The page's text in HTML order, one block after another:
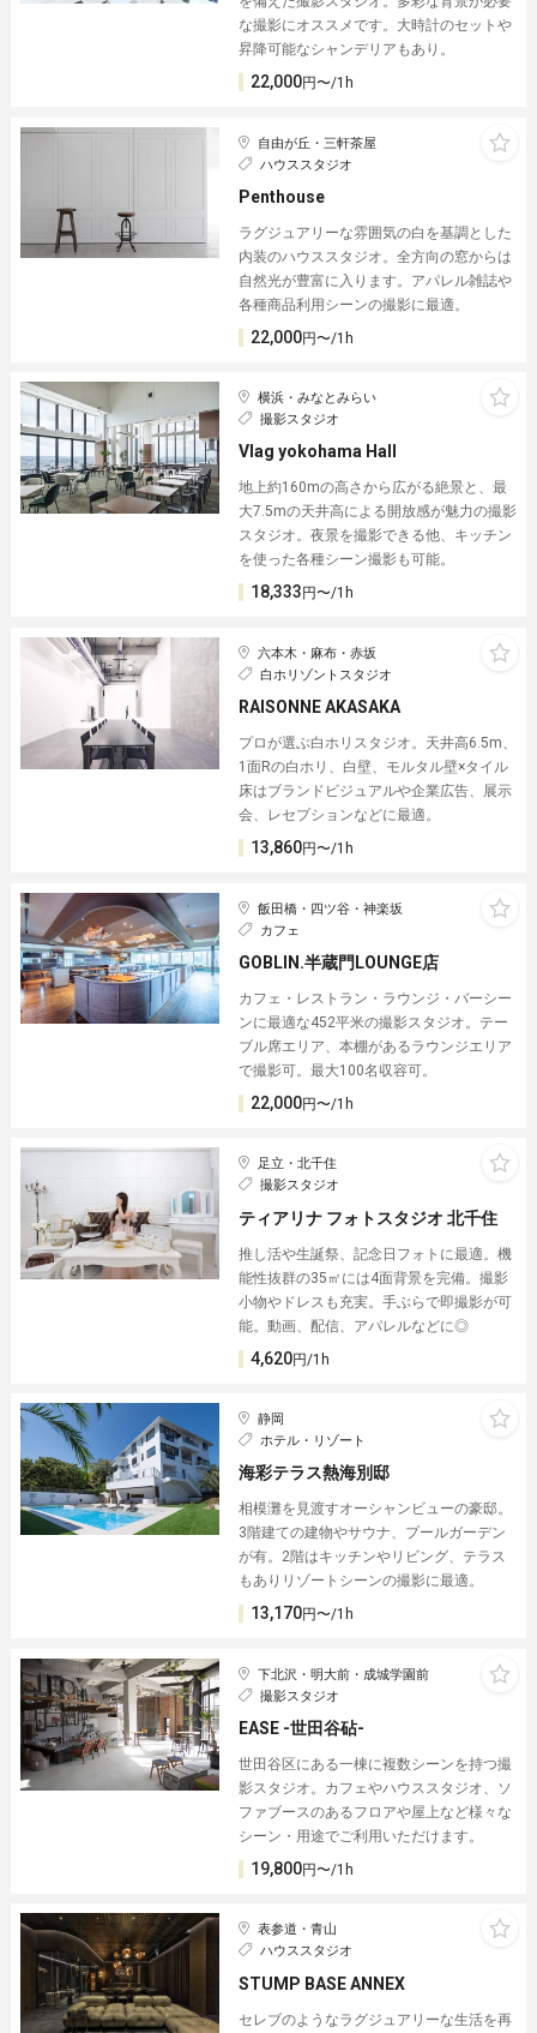
な撮影にオススメです。大時計のセットや
昇降可能なシャンデリアもあり。
22,000円〜/1h
自由が丘・三軒茶屋
ハウススタジオ
Penthouse
ラグジュアリーな雰囲気の白を基調とした
内装のハウススタジオ。全方向の窓からは
自然光が豊富に入ります。アパレル雑誌や
各種商品利用シーンの撮影に最適。
22,000円〜/1h
横浜・みなとみらい
撮影スタジオ
Vlag yokohama Hall
地上約160mの高さから広がる絶景と、最
大7.5mの天井高による開放感が魅力の撮影
スタジオ。夜景を撮影できる他、キッチン
を使った各種シーン撮影も可能。
18,333 円〜/1h
六本木・麻布・赤坂
白ホリゾントスタジオ
RAISONNE AKASAKA
プロが選ぶ白ホリスタジオ。天井高6.5m、
1面Rの白ホリ、白壁、モルタル壁×タイル
床はブランドビジュアルや企業広告、展示
会、レセプションなどに最適。
13,860円〜/1h
飯田橋・四ツ谷・神楽坂
カフェ
GOBLIN.半蔵門LOUNGE店
カフェ・レストラン・ラウンジ・バーシー
ンに最適な452平米の撮影スタジオ。テー
ブル席エリア、本棚があるラウンジエリア
で撮影可。最大100名収容可。
22,000円〜/1h
足立・北千住
撮影スタジオ
ティアリナ フォトスタジオ 北千住
推し活や生誕祭、記念日フォトに最適。機
能性抜群の35㎡には4面背景を完備。撮影
小物やドレスも充実。手ぶらで即撮影が可
能。動画、配信、アパレルなどに◎
4,620円/1h
静岡
ホテル・リゾート
海彩テラス熱海別邸
相模灘を見渡すオーシャンビューの豪邸︎。
3階建ての建物やサウナ、プールガーデン
が有。2階はキッチンやリビング、テラス
もありリゾートシーンの撮影に最適。
13,170円〜/1h
下北沢・明大前・成城学園前
撮影スタジオ
EASE -世田谷砧-
世田谷区にある一棟に複数シーンを持つ撮
影スタジオ。カフェやハウススタジオ、ソ
ファブースのあるフロアや屋上など様々な
シーン・用途でご利用いただけます。
19,800円〜/1h
表参道・青山
ハウススタジオ
STUMP BASE ANNEX
セレブのようなラグジュアリーな生活を再